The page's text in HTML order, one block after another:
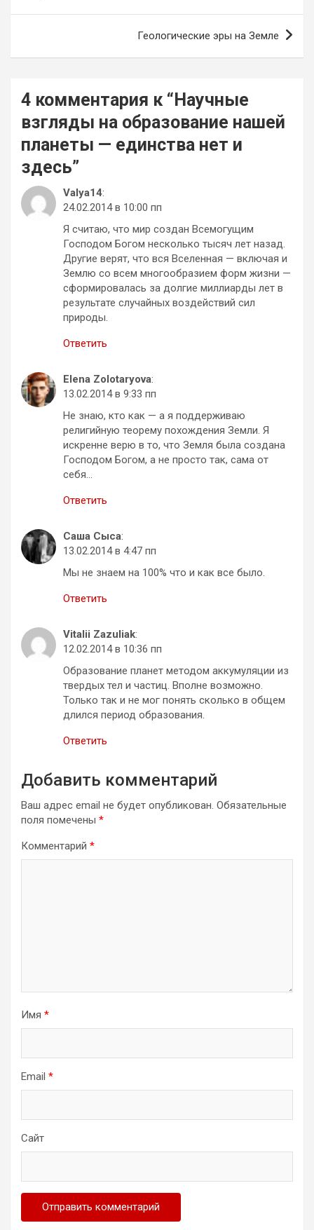
записям
Геологические эры на Земле
4 комментария к “ Научные
взгляды на образование нашей
планеты — единства нет и
здесь”
Valya14:
24.02.2014 в 10:00 пп
Я считаю, что мир создан Всемогущим
Господом Богом несколько тысяч лет назад.
Другие верят, что вся Вселенная — включая и
Землю со всем многообразием форм жизни —
сформировалась за долгие миллиарды лет в
результате случайных воздействий сил
природы.
Ответить
Elena Zolotaryova:
13.02.2014 в 9:33 пп
Не знаю, кто как — а я поддерживаю
религийную теорему похождения Земли. Я
искренне верю в то, что Земля была создана
Господом Богом, а не просто так, сама от
себя…
Ответить
Саша Сыса:
13.02.2014 в 4:47 пп
Мы не знаем на 100% что и как все было.
Ответить
Vitalii Zazuliak:
12.02.2014 в 10:36 пп
Образование планет методом аккумуляции из
твердых тел и частиц. Вполне возможно.
Только так и не мог понять сколько в общем
длился период образования.
Ответить
Добавить комментарий
Ваш адрес email не будет опубликован. Обязательные
поля помечены *
Комментарий *
Имя *
Email *
Сайт